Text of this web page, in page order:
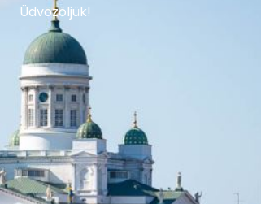
Üdvözöljük!